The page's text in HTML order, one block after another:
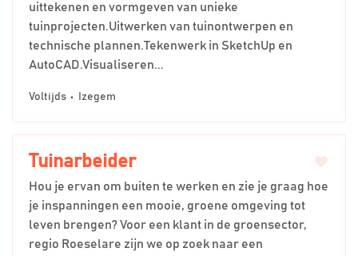
uittekenen en vormgeven van unieke
tuinprojecten.Uitwerken van tuinontwerpen en
technische plannen.Tekenwerk in SketchUp en
AutoCAD.Visualiseren...
Voltijds Izegem
Tuinarbeider
Hou je ervan om buiten te werken en zie je graag hoe
je inspanningen een mooie, groene omgeving tot
leven brengen? Voor een klant in de groensector,
regio Roeselare zijn we op zoek naar een